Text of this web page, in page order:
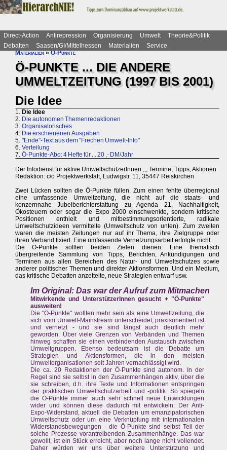
Direct-Action Antirepression Organisierung Umwelt
Theorie&Politik
Debatten
Saasen/GI/Mittelhessen Materialien
Service
Materialien»Ö-Punkte
Ö-PUNKTE ... DIE ANDERE
UMWELTZEITUNG (1997 BIS 2001)
Die Idee
1. Die Idee
2. Die autonomen Themenredaktionen
3. Organisatorisches
4. Die erschienenen Ausgaben
5. "Ende"-Text aus dem "Frechen Umwelt-Info"
6. Verteilung
7. Ö-Punkte-Abo: 4 Hefte für ... 20 ,- DM/Jahr
Der Infodienst für aktive UmweltschützerInnen ,,, Termine, Tipps, Aktionen
Redaktion: c/o Projektwerkstatt, Ludwigstr. 11, 35447 Reiskirchen
Zwei Lücken sollten die Ö-Punkte füllen. Zum einen fehlte überregional
eine umfassende Umweltzeitung, die nicht auf die staats- und
konzernnahe Jubelberichterstattung zu Agenda 21, Nachhaltigkeit,
Ökosteuern oder sogar die Expo 2000 einschwenkte, sondern kritische
Positionen enthielt und mitbestimmungsorientierte, radikale
Umweltschutzideen vermittelte (Umweltschutz von unten). Zum zweiten
waren die meisten Zeitungen nur auf ihr Thema, ihre Zielgruppe oder
ihren Verband fixiert. Eine umfassende Vernetzungsarbeit erfolgte nicht.
Die Ö-Punkte sollten beiden Zielen dienen: Eine thematisch
übergreifende Sammlung von Tipps, Berichten, Ankündigungen und
Terminen aus allen Bereichen des Natur- und Umweltschutzes sowie
anderer politischer Themen und direkter Aktionsformen. Und ein Medium,
das kritische Debatten anzettelte, neue Strategien entwarf usw.
Im Original: Das war der Aufruf zum Mitmachen
Mitwirkende und UnterstützerInnen gesucht + "Ö-Punkte"
ausweiten!
Die "Ö-Punkte" wollten mehr sein als eine Umweltzeitung, die
sich vom Umwelt-Mainstream unterscheidet, praxisorientiert ist
und vernetzt - und sie sind längst auch deutlich mehr
geworden. Über viele Grenzen von Verbänden und Themen
hinweg schaffen sie einen verbindenden Austausch zwischen
Umweltgruppen. Ebenso bedeutsam ist die Debatte um
Strategien und Aktionsformen, die in den meisten
Umweltorganisationen seit Jahren vernachlässigt wird.
Die ca. 20 Redaktionen der Ö-Punkte sind autonom. In der
Regel sind sie selbst in den Zusammenhängen aktiv, über die
sie schreiben, d.h. ihre Texte und Informationen entspringen
der praktischen Umweltschutzarbeit und -politik. So spiegeln
die Ö-Punkte immer auch sehr schnell neue Entwicklungen
wider und können diese dadurch mit entwickeln: Der Anti-
Expo-Widerstand, aktuell die Debatten um emanzipatorischen
Umweltschutz oder um eine Verknüpfung mit internationalen
Widerstandsbewegungen - die Ö-Punkte sind selbst Teil der
solche Prozesse vorantreibenden Zusammenhänge. Das war
gewollt, ist ein Stück erreicht, aber noch lange nicht vollendet.
Daher würden wir uns über weitere Unterstützung und